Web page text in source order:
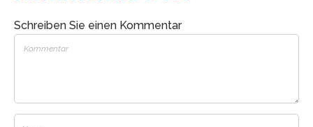
Schreiben Sie einen Kommentar